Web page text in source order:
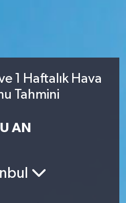
1 Haftalık Hava
Tahmini
AN